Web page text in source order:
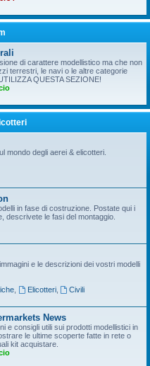
di carattere modellistico ma che non
terrestri, le navi o le altre categorie
QUESTA SEZIONE!
mondo degli aerei & elicotteri.
in fase di costruzione. Postate qui i
descrivete le fasi del montaggio.
e le descrizioni dei vostri modelli
, Elicotteri,
Civili
News
e consigli utili sui prodotti modellistici in
le ultime scoperte fatte in rete o
kit acquistare.